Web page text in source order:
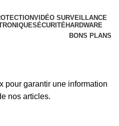
VIDÉO SURVEILLANCE
SÉCURITÉHARDWARE
BONS PLANS
pour garantir une information
nos articles.